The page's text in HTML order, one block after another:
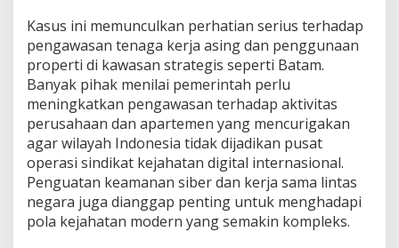
Kasus ini memunculkan perhatian serius terhadap
pengawasan tenaga kerja asing dan penggunaan
properti di kawasan strategis seperti Batam.
Banyak pihak menilai pemerintah perlu
meningkatkan pengawasan terhadap aktivitas
perusahaan dan apartemen yang mencurigakan
agar wilayah Indonesia tidak dijadikan pusat
operasi sindikat kejahatan digital internasional.
Penguatan keamanan siber dan kerja sama lintas
negara juga dianggap penting untuk menghadapi
pola kejahatan modern yang semakin kompleks.